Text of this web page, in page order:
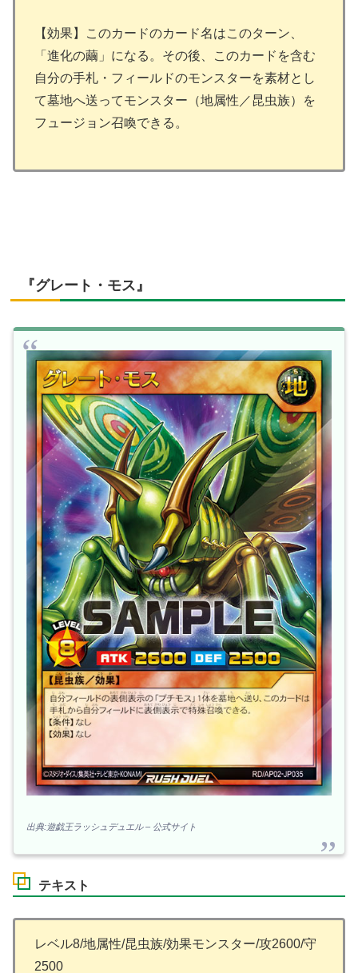
【効果】このカードのカード名はこのターン、
「進化の繭」になる。その後、このカードを含む
自分の手札・フィールドのモンスターを素材とし
て墓地へ送ってモンスター（地属性／昆虫族）を
フュージョン召喚できる。
『グレート・モス』
出典:遊戯王ラッシュデュエル – 公式サイト
テキスト
レベル8/地属性/昆虫族/効果モンスター/攻2600/守
2500